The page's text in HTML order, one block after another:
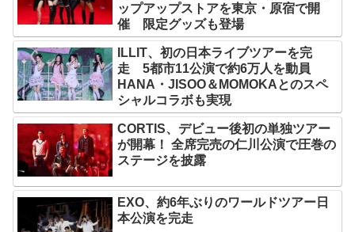
ップアップストアを東京・原宿で開
催 限定グッズも登場
ILLIT、初の日本ライブツアーを完
走 5都市11公演で約6万人を動員
HANA・JISOO＆MOMOKAとのスペ
シャルコラボも実現
CORTIS、デビュー後初の単独ツアー
が開幕！ 全席完売の仁川公演で圧巻の
ステージを披露
EXO、約6年ぶりのワールドツアー日
本公演を完走